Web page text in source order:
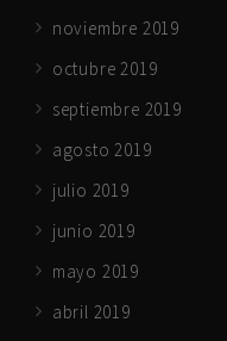
noviembre 2019
octubre 2019
septiembre 2019
agosto 2019
julio 2019
junio 2019
mayo 2019
abril 2019